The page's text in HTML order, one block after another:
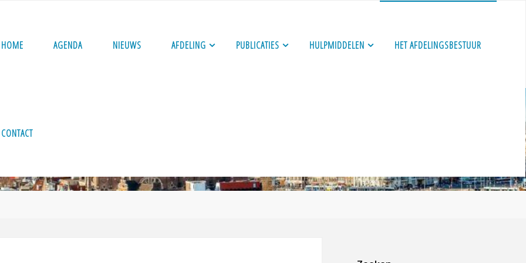
HOME AGENDA NIEUWS AFDELING PUBLICATIES HULPMIDDELEN HET AFDELINGSBESTUUR
CONTACT